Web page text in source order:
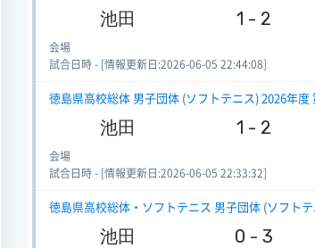
池田 1 - 2
会場
試合日時 - [情報更新日:2026-06-05 22:44:08]
徳島県高校総体 男子団体 (ソフトテニス) 2026年度
池田 1 - 2
会場
試合日時 - [情報更新日:2026-06-05 22:33:32]
徳島県高校総体・ソフトテニス 男子団体 (ソフトテ
池田 0 - 3